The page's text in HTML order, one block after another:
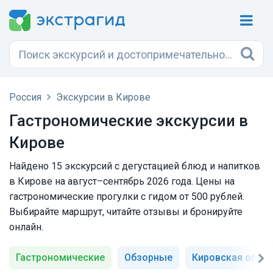
Россия Экскурсии в Кирове
Гастрономические экскурсии в
Кирове
Найдено 15 экскурсий с дегустацией блюд и напитков
в Кирове на август–сентябрь 2026 года. Цены на
гастрономические прогулки с гидом от 500 рублей.
Выбирайте маршрут, читайте отзывы и бронируйте
онлайн.
Гастрономические Обзорные Кировская